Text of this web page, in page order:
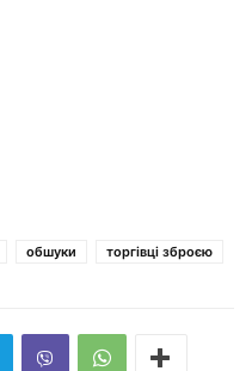
обшуки торгівці зброєю